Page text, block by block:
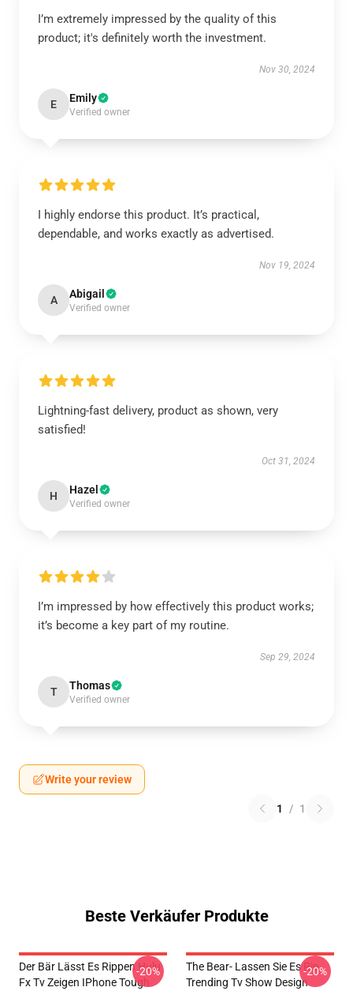
I’m extremely impressed by the quality of this
product; it's definitely worth the investment.
Nov 30, 2024
E Emily
Verified owner
I highly endorse this product. It’s practical,
dependable, and works exactly as advertised.
Nov 19, 2024
A Abigail
Verified owner
Lightning-fast delivery, product as shown, very
satisfied!
Oct 31, 2024
H Hazel
Verified owner
I’m impressed by how effectively this product works;
it’s become a key part of my routine.
Sep 29, 2024
T Thomas
Verified owner
Write your review
1 / 1
Beste Verkäufer Produkte
Der Bär Lässt Es Rippen Hulu
Fx Tv Zeigen IPhone Tough
-20%
The Bear- Lassen Sie Es Rip
Trending Tv Show Design
-20%